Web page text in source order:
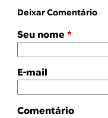
Deixar Comentário
Seu nome *
E-mail
Comentário